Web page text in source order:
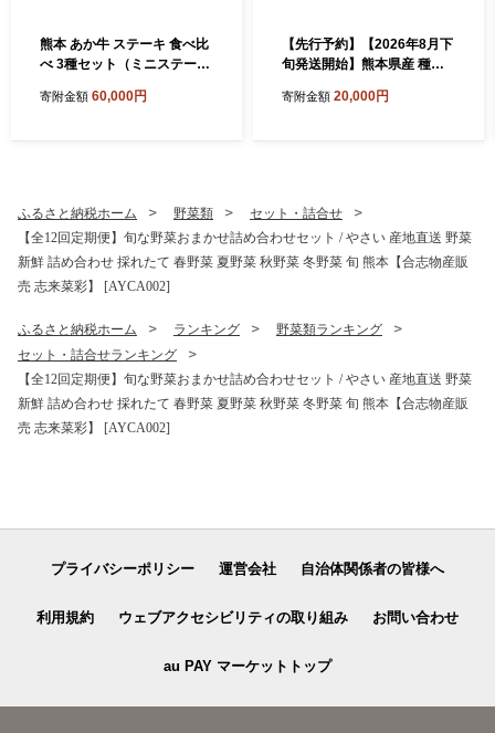
熊本 あか牛 ステーキ 食べ比
べ 3種セット（ミニステー
テーキ） 計約940g / 熊本 あ
寄附金額 60,000円
【先行予約】【2026年8月下
旬発送開始】熊本県産 種な
ット 各1kg 計約2kg 食べ比
ピオーネ 熊本県 合志市【有
限会社 高司農園】 [AYDP00
4]
寄附金額 20,000円
ふるさと納税ホーム 野菜類
セット・詰合せ
【全12回定期便】旬な野菜おまかせ詰め合わせセット / やさい 産地直送 野菜
新鮮 詰め合わせ 採れたて 春野菜 夏野菜 秋野菜 冬野菜 旬 熊本【合志物産販
売 志来菜彩】 [AYCA002]
ふるさと納税ホーム ランキング
野菜類ランキング
セット・詰合せランキング
【全12回定期便】旬な野菜おまかせ詰め合わせセット / やさい 産地直送 野菜
新鮮 詰め合わせ 採れたて 春野菜 夏野菜 秋野菜 冬野菜 旬 熊本【合志物産販
売 志来菜彩】 [AYCA002]
プライバシーポリシー 運営会社 自治体関係者の皆様へ
利用規約 ウェブアクセシビリティの取り組み お問い合わせ
au PAY マーケットトップ